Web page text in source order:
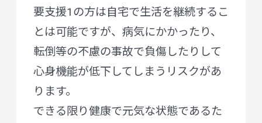
要支援1の方は自宅で生活を継続するこ
とは可能ですが、病気にかかったり、
転倒等の不慮の事故で負傷したりして
心身機能が低下してしまうリスクがあ
ります。
できる限り健康で元気な状態であるた